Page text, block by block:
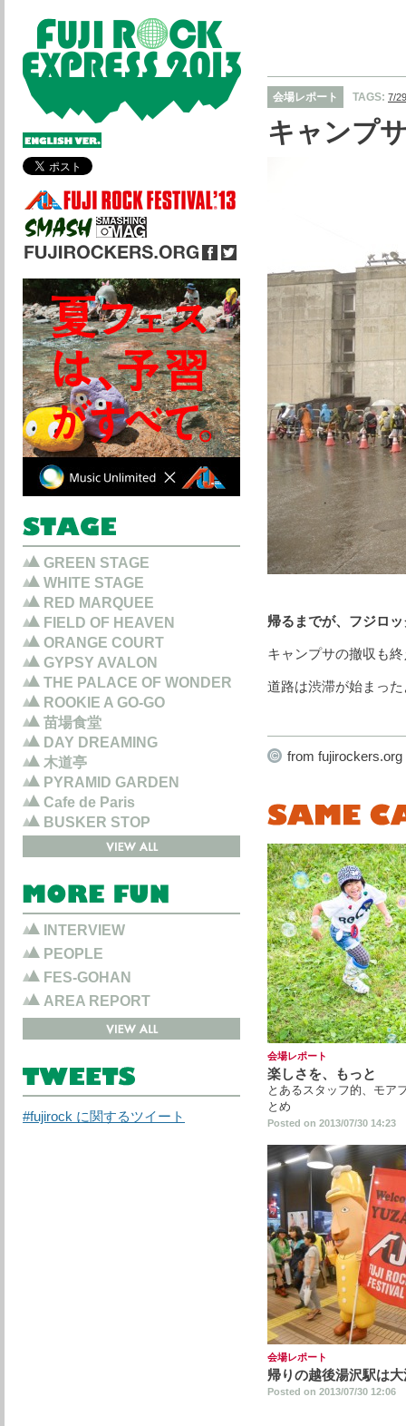
会場レポート TAGS: 7/
キャンプ
帰るまでが、フジロッ
キャンプサの撤収も
道路は渋滞が始まっ
from fujirockers.org
会場レポート
楽しさを、もっと
とあるスタッフ的、モア
とめ
Posted on 2013/07/30 14:23
会場レポート
帰りの越後湯沢駅は
Posted on 2013/07/30 12:06
GREEN STAGE
WHITE STAGE
RED MARQUEE
FIELD OF HEAVEN
ORANGE COURT
GYPSY AVALON
THE PALACE OF WONDER
ROOKIE A GO-GO
苗場食堂
DAY DREAMING
木道亭
PYRAMID GARDEN
Cafe de Paris
BUSKER STOP
INTERVIEW
PEOPLE
FES-GOHAN
AREA REPORT
#fujirock に関するツイート